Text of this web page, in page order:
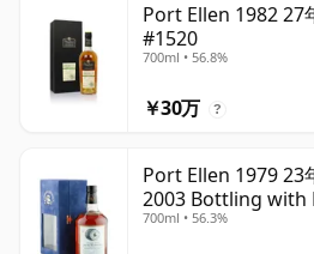
Port Ellen 1982 27
#1520
700ml • 56.8%
￥30万 ?
Port Ellen 1979
2003 Bottling with
Cask 6774 | Single
700ml • 56.3%